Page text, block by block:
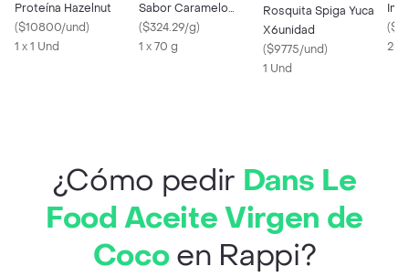
Proteína Hazelnut
($10800/und)
1 x 1 Und
Sabor Caramelo
Salado 70% Cacao
($324.29/g)
1 x 70 g
Rosquita Spiga Yuca
X6unidad
($9775/und)
1 Und
(
¿Cómo pedir Dans Le
Food Aceite Virgen de
Cocoen Rappi?